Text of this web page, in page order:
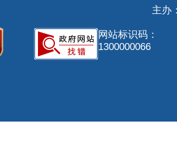
主办
网站标识码：
1300000066